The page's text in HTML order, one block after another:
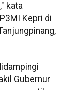
kata
Kepri di
Gubernur